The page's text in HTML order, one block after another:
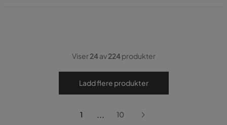
Viser24av224produkter
Ladd flere produkter
1 ... 10